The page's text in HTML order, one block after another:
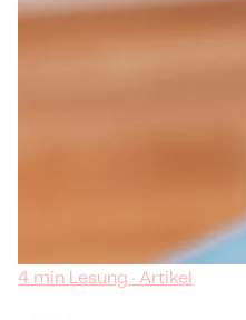
4 min Lesung · Artikel